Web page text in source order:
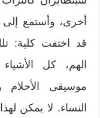
أخرى، وأستمع
قد اختفت كلية:
الهم، كل
موسيقى الأحلام
النساء. لا يمكن